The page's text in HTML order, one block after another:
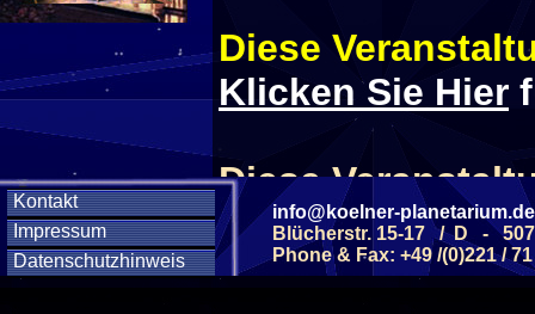
Kontakt
Impressum
Datenschutzhinweis
Diese
Klicken Sie Hier
Diese
Wochentag
info@koelner-planetarium.de
Blücherstr. 15-17 / D -
Phone & Fax: +49 /(0)221 /